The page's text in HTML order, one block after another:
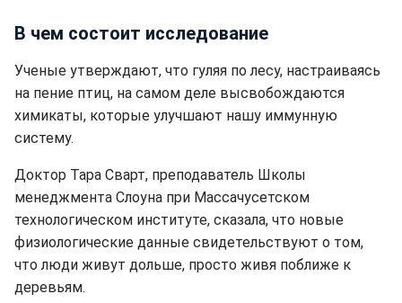
В чем состоит исследование
Ученые утверждают, что гуляя по лесу, настраиваясь
на пение птиц, на самом деле высвобождаются
химикаты, которые улучшают нашу иммунную
систему.
Доктор Тара Сварт, преподаватель Школы
менеджмента Слоуна при Массачусетском
технологическом институте, сказала, что новые
физиологические данные свидетельствуют о том,
что люди живут дольше, просто живя поближе к
деревьям.